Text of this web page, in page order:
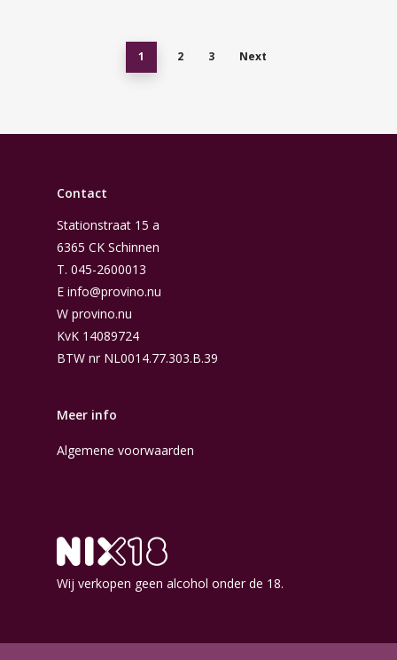
1 2 3 Next
Contact
Stationstraat 15 a
6365 CK Schinnen
T. 045-2600013
E info@provino.nu
W provino.nu
KvK 14089724
BTW nr NL0014.77.303.B.39
Meer info
Algemene voorwaarden
Wij verkopen geen alcohol onder de 18.